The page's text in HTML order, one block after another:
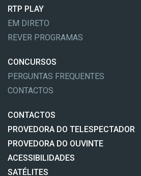
RTP PLAY
EM DIRETO
REVER PROGRAMAS
CONCURSOS
PERGUNTAS FREQUENTES
CONTACTOS
CONTACTOS
PROVEDORA DO TELESPECTADOR
PROVEDORA DO OUVINTE
ACESSIBILIDADES
SATÉLITES